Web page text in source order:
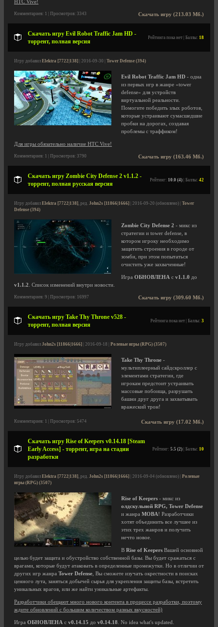
HTC Vive!
Скачать игру (213.03 Мб.)
Комментариев: 1 | Просмотров: 3343
Скачать игру Evil Robot Traffic Jam HD -
торрент, полная версия
Рейтинга пока нет | Баллы: 18
Игру добавил Elektra [7722|138] | 2016-09-30 | Tower Defense (394)
Evil Robot Traffic Jam HD - одна
из первых игр в жанре «tower
defense» для устройств
виртуальной реальности.
Помогите победить злых роботов,
которые устраивают сумасшедшие
пробки на дорогах, создавая
проблемы с траффиком!
Для игры обязательно наличие HTC Vive!
Скачать игру (163.46 Мб.)
Комментариев: 1 | Просмотров: 3790
Скачать игру Zombie City Defense 2 v1.1.2 -
торрент, полная русская версия
Рейтинг: 10.0 (4) | Баллы: 42
Игру добавил Elektra [7722|138], ред. John2s [11866|1666] | 2016-09-20 (обновлено) | Tower
Defense (394)
Zombie City Defense 2 - микс из
стратегии и tower defense, в
котором игроку необходимо
защитить строения в городе от
зомби, при этом попытаться
очистить уже захваченные!
Игра ОБНОВЛЕНА с v1.1.0 до
v1.1.2 . Список изменений внутри новости.
Скачать игру (309.60 Мб.)
Комментариев: 9 | Просмотров: 16997
Скачать игру Take Thy Throne v528 -
торрент, полная версия
Рейтинга пока нет | Баллы: 3
Игру добавил John2s [11866|1666] | 2016-09-18 | Ролевые игры (RPG) (3507)
Take Thy Throne -
мультиплеерный сайдскроллер с
элементами стратегии, где
игрокам предстоит устраивать
массовые побоища, разрушать
башни друг друга и захватывать
вражеский трон!
Скачать игру (17.02 Мб.)
Комментариев: 1 | Просмотров: 5474
Скачать игру Rise of Keepers v0.14.18 [Steam
Early Access] - торрент, игра на стадии
разработки
Рейтинг: 5.5 (2) | Баллы: 10
Игру добавил Elektra [7722|138], ред. John2s [11866|1666] | 2016-09-04 (обновлено) | Ролевые
игры (RPG) (3507)
Rise of Keepers - микс из
олдскульной RPG, Tower Defense
и жанра MOBA! Разработчики
хотят объединить все лучшее из
этих трех жанров и получить
нечто новое.
В Rise of Keepers Вашей основной
целью будет защита и обустройство собственной базы. Вы будет сражаться с
врагами, которые будут атаковать в определенные промежутки. Но в отличии от
других игр жанра Tower Defense , Вы сможете изучать окрестности в поисках
ценного лута, заняться добычей сырья для укрепления защиты базы, встретить
уникальных врагов, или же найти уникальные артефакты.
Разработчики обещают много нового контента в процессе разработки, поэтому
ждите обновлений с большим количеством разных вкусностей)
Игра ОБНОВЛЕНА с v0.14.15 до v0.14.18 . No idea what's updated.